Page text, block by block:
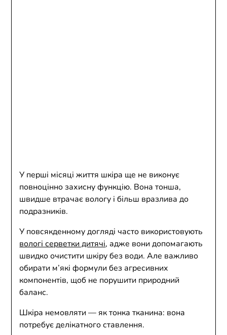
У перші місяці життя шкіра ще не виконує
повноцінно захисну функцію. Вона тонша,
швидше втрачає вологу і більш вразлива до
подразників.
У повсякденному догляді часто використовують
вологі серветки дитячі, адже вони допомагають
швидко очистити шкіру без води. Але важливо
обирати м’які формули без агресивних
компонентів, щоб не порушити природний
баланс.
Шкіра немовляти — як тонка тканина: вона
потребує делікатного ставлення.